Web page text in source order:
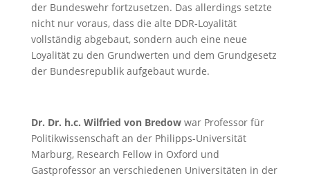
der Bundeswehr fortzusetzen. Das allerdings setzte
nicht nur voraus, dass die alte DDR-Loyalität
vollständig abgebaut, sondern auch eine neue
Loyalität zu den Grundwerten und dem Grundgesetz
der Bundesrepublik aufgebaut wurde.
Dr. Dr. h.c. Wilfried von Bredow war Professor für
Politikwissenschaft an der Philipps-Universität
Marburg, Research Fellow in Oxford und
Gastprofessor an verschiedenen Universitäten in der